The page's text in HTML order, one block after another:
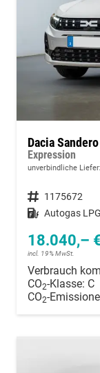
Dacia Sandero
Expression
unverbindliche
Fahrzeugnummer 1175672
Kraftstoff Autogas LPG
18.040,–
incl. 19% MwSt.
Verbrauch
CO2-Klasse: C
CO2-